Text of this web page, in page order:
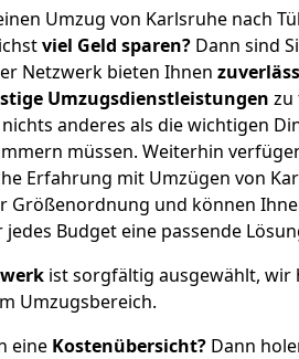
Umzug von Karlsruhe nach
viel Geld sparen? Dann sind
Netzwerk bieten Ihnen
Umzugsdienstleistungen zu
anderes als die wichtigen
müssen. Weiterhin
Erfahrung mit Umzügen von
Größenordnung und können
Budget eine passende
ist sorgfältig ausgewählt, wir
Umzugsbereich.
eine Kostenübersicht? Dann